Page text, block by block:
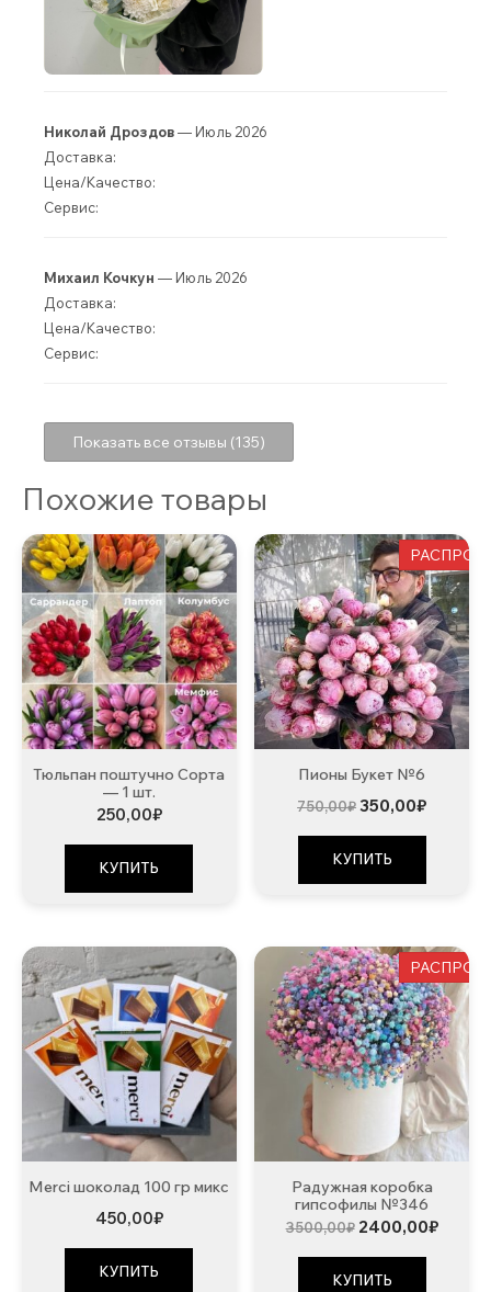
Николай Дроздов— Июль 2026
Доставка:
Цена/Качество:
Сервис:
Михаил Кочкун — Июль 2026
Доставка:
Цена/Качество:
Сервис:
Показать все отзывы (135)
Похожие товары
Тюльпан поштучно Сорта
— 1 шт.
250,00₽
КУПИТЬ
Пионы Букет №6
750,00₽
составляла
750,00₽.
350,00₽
КУПИТЬ
Merci шоколад 100 гр микс
450,00₽
КУПИТЬ
Радужная коробка
гипсофилы №346
3500,00₽
составляла
3500,00₽.
2400,00₽
КУПИТЬ